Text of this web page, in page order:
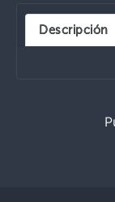
Descripción